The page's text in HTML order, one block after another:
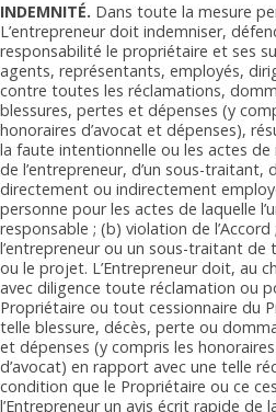
INDEMNITÉ. Dans toute la mesure
L’entrepreneur doit indemniser,
responsabilité le propriétaire et ses
agents, représentants, employés,
contre toutes les réclamations,
blessures, pertes et dépenses (y
honoraires d’avocat et dépenses),
la faute intentionnelle ou les actes de
de l’entrepreneur, d’un sous-traitant,
directement ou indirectement
personne pour les actes de laquelle
responsable ; (b) violation de
l’entrepreneur ou un sous-traitant
ou le projet. L’Entrepreneur doit, au
avec diligence toute réclamation ou
Propriétaire ou tout cessionnaire du
telle blessure, décès, perte ou
et dépenses (y compris les
d’avocat) en rapport avec une telle
condition que le Propriétaire ou ce
l’Entrepreneur un avis écrit rapide de